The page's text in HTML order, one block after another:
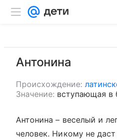
Антонина
Происхождение:
Значение: вступающая в
Антонина – веселый и
человек. Никому не даст